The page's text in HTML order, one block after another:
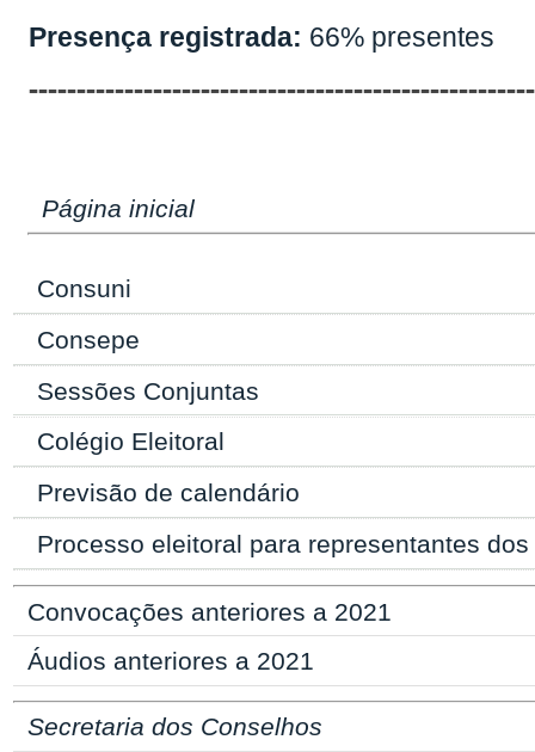
Presença registrada: 66% presentes
Página inicial
Consuni
Consepe
Sessões Conjuntas
Colégio Eleitoral
Previsão de calendário
Processo eleitoral para representantes
Convocações anteriores a 2021
Áudios anteriores a 2021
Secretaria dos Conselhos